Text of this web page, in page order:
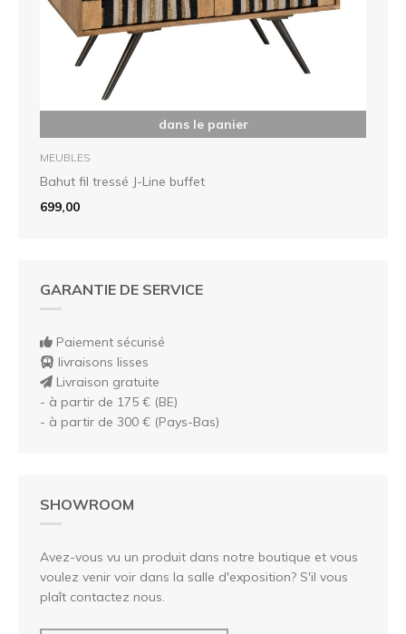
dans le panier
MEUBLES
Bahut fil tressé J-Line buffet
699,00
GARANTIE DE SERVICE
Paiement sécurisé
livraisons lisses
Livraison gratuite
- à partir de 175 € (BE)
- à partir de 300 € (Pays-Bas)
SHOWROOM
Avez-vous vu un produit dans notre boutique et vous
voulez venir voir dans la salle d'exposition? S'il vous
plaît contactez nous.